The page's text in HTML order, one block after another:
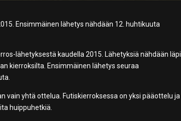
Ensimmäinen lähetys nähdään 12. huhtikuuta
lähetyksestä kaudella 2015. Lähetyksiä nähdään läpi
kierroksilta. Ensimmäinen lähetys seuraa
vain yhtä ottelua. Futiskierroksessa on yksi pääottelu ja
huippuhetkiä.